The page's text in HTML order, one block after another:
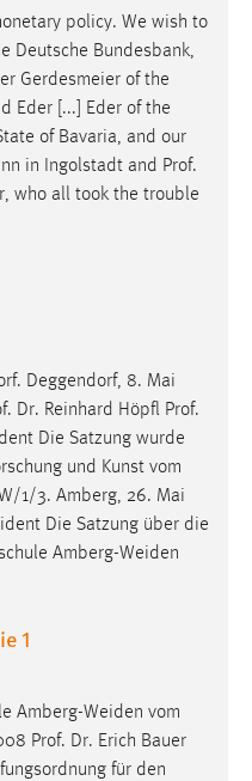
policy. We wish to
Deutsche Bundesbank,
Gerdesmeier of the
Eder [...] Eder of the
of Bavaria, and our
in Ingolstadt and Prof.
who all took the trouble
Deggendorf, 8. Mai
. Dr. Reinhard Höpfl Prof.
Die Satzung wurde
und Kunst vom
1/3. Amberg, 26. Mai
Die Satzung über die
Amberg-Weiden
1
Amberg-Weiden vom
Prof. Dr. Erich Bauer
für den